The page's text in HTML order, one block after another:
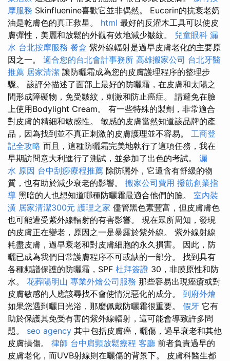
摩服務 Skinfluenine喜歡它並非偶然。 Eucerin的抗衰老奶
油是乾膚色的真正救星。 html 最好的反灌木工具可以使皮
膚彈性，美麗和放鬆的外觀有效地減少皺紋。 兒童眼科 漏
水 台北按摩服務 餐盒 紫外線輻射是過早皮膚老化的主要原
因之一。 適合您的台北會計事務所 高雄搬家公司 台北牙醫
推薦 居家清潔 讓防曬霜成為您的皮膚護理程序的整理步
驟。 該評分描述了面部上最好的防曬霜，在皮膚和太陽之
間形成障礙物，免受皺紋，刺激和防止癌症。 請避免在臉
上使用Bodylight Cream。 有一些特殊的製劑，非常適合
對皮膚的精細和敏感性。 敏感的皮膚當然知道該品牌的產
品，因為找到並不真正刺激的皮膚護理並不容易。 工商登
記全攻略 而且，這種防曬霜完美地執行了這項任務，我在
早期訪問意大利進行了測試，並參加了出色的考試。 漏
水 原因 台中刮痧療程推薦 除防曬外，它還含有舒緩的物
質，也有助於減少衰老的影響。 搬家公司費用 撥筋創業指
導 黑暗的人也想知道哪種防曬霜最適合他們的臉。 室內裝
潢 居家清潔300元 護理之家 儘管黑色素豐富，但皮膚膚色
也可能遭受紫外線輻射的有害影響。 現在眾所周知，發現
的皮膚正在變老，原因之一是暴露於紫外線。 紫外線射線
耗盡皮膚，過早衰老和對皮膚細胞的永久損害。 因此，防
曬已成為我們日常護膚程序不可或缺的一部分。 找到具有
各種頻譜保護的防曬霜，SPF 杜拜簽證 30，非膜原性和防
水。 花葬陽明山 專業外燴公司服務 那些容易出現痤瘡或對
皮膚敏感的人應該尋找不會使情況惡化的成分。 到府外燴
如果您遇到曬日光浴，那麼佩戴防曬霜很重要。 假牙 它有
助於保護其免受有害的紫外線輻射，這可能會導致許多問
題。 seo agency 其中包括皮膚癌，曬傷，過早衰老和其他
皮膚損傷。 律師 台中肩頸放鬆療程 客廳 前者負責過早的
皮膚老化，而UVB射線則在曬傷的背景下。 皮膚科醫生都